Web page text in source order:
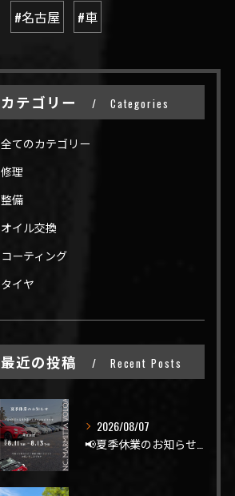
#名古屋 #車
カテゴリー Categories
全てのカテゴリー
修理
整備
オイル交換
コーティング
タイヤ
最近の投稿 Recent Posts
2026/08/07